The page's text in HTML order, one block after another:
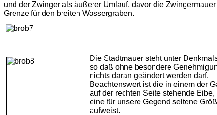
und der Zwinger als äußerer Umlauf, davor die
Grenze für den breiten Wassergraben.
Die Stadtmauer steht unter
so daß ohne besondere
nichts daran geändert werden darf.
Beachtenswert ist die in einem der
auf der rechten Seite stehende Eibe,
eine für unsere Gegend seltene
aufweist.